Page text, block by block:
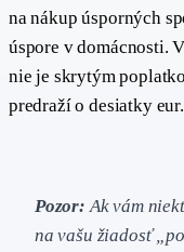
na nákup úsporných
úspore v domácnosti.
nie je skrytým
predraží o desiatky eur.
Pozor: Ak vám
na vašu žiadosť